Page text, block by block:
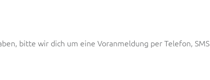
bitte wir dich um eine Voranmeldung per Telefon, SMS